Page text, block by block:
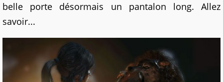
belle porte désormais un pantalon long. Allez
savoir...